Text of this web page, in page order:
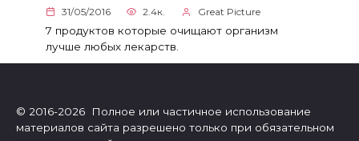
31/05/2016 2.4к. Great Picture
7 продуктов которые очищают организм
лучше любых лекарств.
© 2016-2026 Полное или частичное использование
материалов сайта разрешено только при обязательном